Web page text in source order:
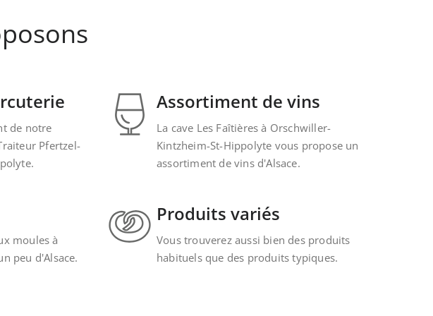
de notre
Pfertzel-
Assortiment de vins
La cave Les Faîtières à Orschwiller-
Kintzheim-St-Hippolyte vous propose un
assortiment de vins d'Alsace.
moules à
peu d'Alsace.
Produits variés
Vous trouverez aussi bien des produits
habituels que des produits typiques.